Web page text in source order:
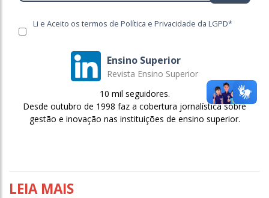
Li e Aceito os termos de Política e Privacidade da LGPD*
Ensino Superior
Revista Ensino Superior
10 mil seguidores.
Desde outubro de 1998 faz a cobertura jornalística sobre
gestão e inovação nas instituições de ensino superior.
LEIA MAIS